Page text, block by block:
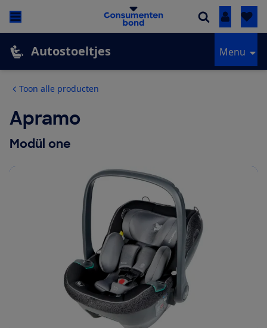
Inloggen
Autostoeltjes Menu
Toon alle producten
Apramo
Modül one